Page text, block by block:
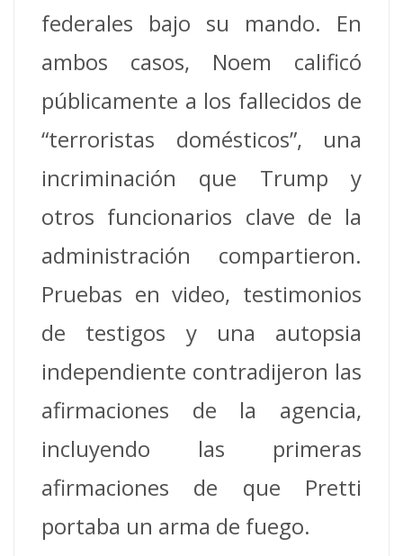
federales bajo su mando. En
ambos casos, Noem calificó
públicamente a los fallecidos de
“terroristas domésticos”, una
incriminación que Trump y
otros funcionarios clave de la
administración compartieron.
Pruebas en video, testimonios
de testigos y una autopsia
independiente contradijeron las
afirmaciones de la agencia,
incluyendo las primeras
afirmaciones de que Pretti
portaba un arma de fuego.